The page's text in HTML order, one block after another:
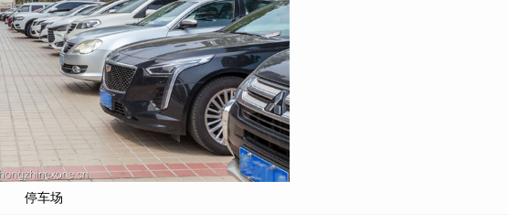
停车场